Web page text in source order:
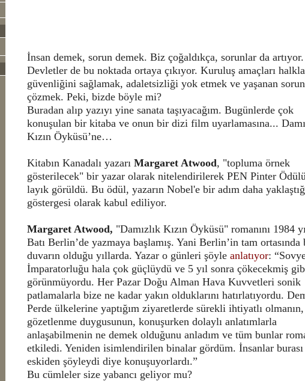
İnsan demek, sorun demek. Biz çoğaldıkça, sorunlar da artıyor.
Devletler de bu noktada ortaya çıkıyor. Kuruluş amaçları
güvenliğini sağlamak, adaletsizliği yok etmek ve yaşanan
çözmek. Peki, bizde böyle mi?
Buradan alıp yazıyı yine sanata taşıyacağım. Bugünlerde çok
konuşulan bir kitaba ve onun bir dizi film uyarlamasına...
Kızın Öyküsü’ne…
Kitabın Kanadalı yazarı Margaret Atwood, "topluma örnek
gösterilecek" bir yazar olarak nitelendirilerek PEN Pinter
layık görüldü. Bu ödül, yazarın Nobel'e bir adım daha
göstergesi olarak kabul ediliyor.
Margaret Atwood, "Damızlık Kızın Öyküsü" romanını 1984
Batı Berlin’de yazmaya başlamış. Yani Berlin’in tam ortasında
duvarın olduğu yıllarda. Yazar o günleri şöyle anlatıyor:
İmparatorluğu hala çok güçlüydü ve 5 yıl sonra çökecekmiş
görünmüyordu. Her Pazar Doğu Alman Hava Kuvvetleri sonik
patlamalarla bize ne kadar yakın olduklarını hatırlatıyordu.
Perde ülkelerine yaptığım ziyaretlerde sürekli ihtiyatlı olmanın,
gözetlenme duygusunun, konuşurken dolaylı anlatımlarla
anlaşabilmenin ne demek olduğunu anladım ve tüm bunlar
etkiledi. Yeniden isimlendirilen binalar gördüm. İnsanlar burası
eskiden şöyleydi diye konuşuyorlardı.”
Bu cümleler size yabancı geliyor mu?